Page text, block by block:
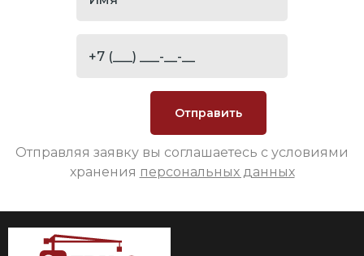
Отправляя заявку вы соглашаетесь с условиями
хранения персональных данных